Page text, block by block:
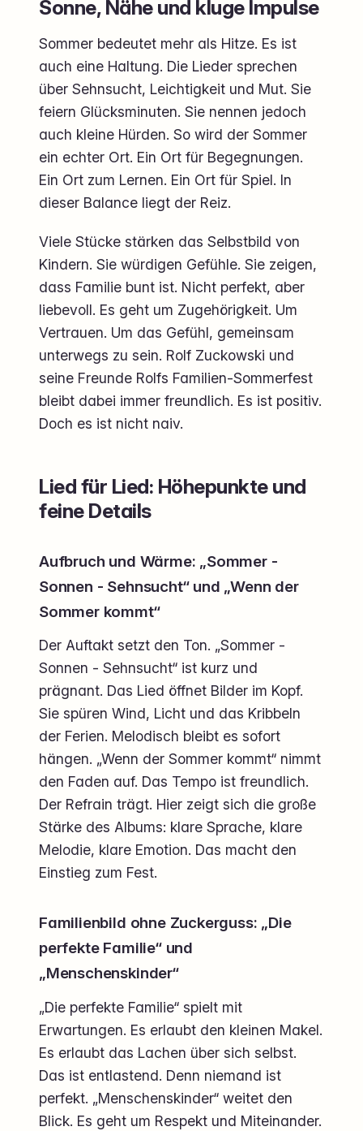
Sonne, Nähe und kluge Impulse
Sommer bedeutet mehr als Hitze. Es ist
auch eine Haltung. Die Lieder sprechen
über Sehnsucht, Leichtigkeit und Mut. Sie
feiern Glücksminuten. Sie nennen jedoch
auch kleine Hürden. So wird der Sommer
ein echter Ort. Ein Ort für Begegnungen.
Ein Ort zum Lernen. Ein Ort für Spiel. In
dieser Balance liegt der Reiz.
Viele Stücke stärken das Selbstbild von
Kindern. Sie würdigen Gefühle. Sie zeigen,
dass Familie bunt ist. Nicht perfekt, aber
liebevoll. Es geht um Zugehörigkeit. Um
Vertrauen. Um das Gefühl, gemeinsam
unterwegs zu sein. Rolf Zuckowski und
seine Freunde Rolfs Familien-Sommerfest
bleibt dabei immer freundlich. Es ist positiv.
Doch es ist nicht naiv.
Lied für Lied: Höhepunkte und
feine Details
Aufbruch und Wärme: „Sommer -
Sonnen - Sehnsucht“ und „Wenn der
Sommer kommt“
Der Auftakt setzt den Ton. „Sommer -
Sonnen - Sehnsucht“ ist kurz und
prägnant. Das Lied öffnet Bilder im Kopf.
Sie spüren Wind, Licht und das Kribbeln
der Ferien. Melodisch bleibt es sofort
hängen. „Wenn der Sommer kommt“ nimmt
den Faden auf. Das Tempo ist freundlich.
Der Refrain trägt. Hier zeigt sich die große
Stärke des Albums: klare Sprache, klare
Melodie, klare Emotion. Das macht den
Einstieg zum Fest.
Familienbild ohne Zuckerguss: „Die
perfekte Familie“ und
„Menschenskinder“
„Die perfekte Familie“ spielt mit
Erwartungen. Es erlaubt den kleinen Makel.
Es erlaubt das Lachen über sich selbst.
Das ist entlastend. Denn niemand ist
perfekt. „Menschenskinder“ weitet den
Blick. Es geht um Respekt und Miteinander.